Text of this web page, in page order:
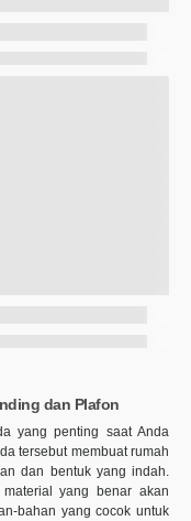
dan Plafon
yang penting saat Anda
tersebut membuat rumah
dan bentuk yang indah.
yang benar akan
bahan yang cocok untuk